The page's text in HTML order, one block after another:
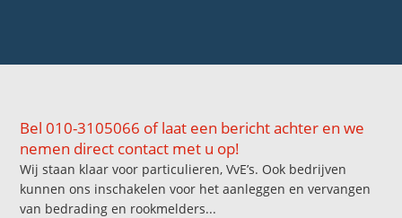
Bel 010-3105066 of laat een bericht achter en we
nemen direct contact met u op!
Wij staan klaar voor particulieren, VvE’s. Ook bedrijven
kunnen ons inschakelen voor het aanleggen en vervangen
van bedrading en rookmelders...